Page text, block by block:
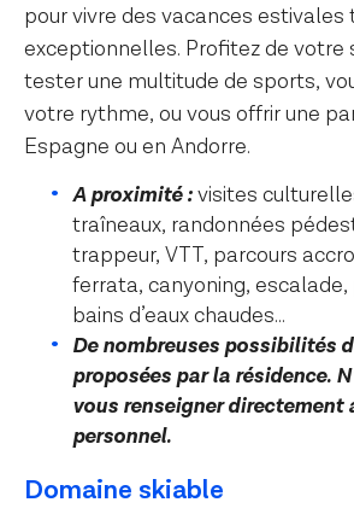
pour vivre des vacances estivales
exceptionnelles. Profitez de votre
tester une multitude de sports,
votre rythme, ou vous offrir une
Espagne ou en Andorre.
A proximité :visites
traîneaux, randonnées
trappeur, VTT, parcours
ferrata, canyoning,
bains d’eaux chaudes…
De nombreuses possibilités
proposées par la résidence.
vous renseigner directement
personnel.
Domaine skiable